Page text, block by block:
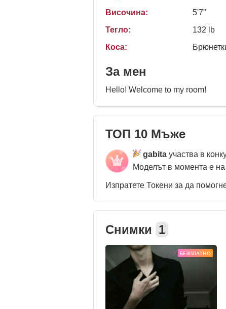
Височина:
5'7"
Тегло:
132 lb
Коса:
За мен
Hello! Welcome to my room!
ТОП 10 Мъже
gabita участва в
Моделът в момента е на
Изпратете Токени за да
Снимки 1
БЕЗПЛАТНО